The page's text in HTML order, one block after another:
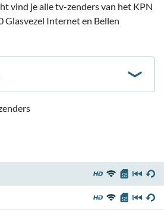
vind je alle tv-zenders van het KPN
Glasvezel Internet en Bellen